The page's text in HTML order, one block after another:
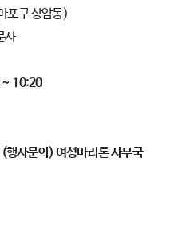
포구 상암동)
사
~ 10:20
사문의) 여성마라톤 사무국